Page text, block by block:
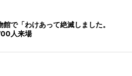
館で「わけあって絶滅しました。
人来場